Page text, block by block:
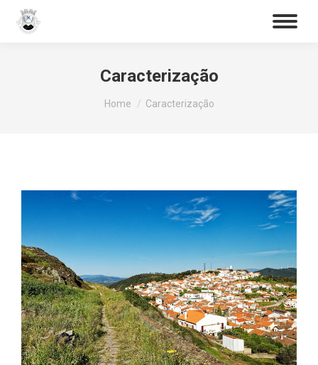
Caracterização
You are here:
Home Caracterização